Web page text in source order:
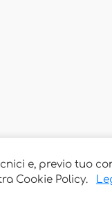
e, previo tuo
Cookie Policy.